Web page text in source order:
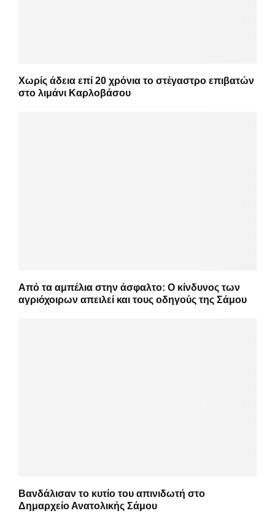
Χωρίς άδεια επί 20 χρόνια το στέγαστρο επιβατών
στο λιμάνι Καρλοβάσου
Από τα αμπέλια στην άσφαλτο: Ο κίνδυνος των
αγριόχοιρων απειλεί και τους οδηγούς της Σάμου
Βανδάλισαν το κυτίο του απινιδωτή στο
Δημαρχείο Ανατολικής Σάμου